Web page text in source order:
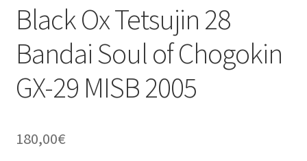
Black Ox Tetsujin 28
Bandai Soul of Chogokin
GX-29 MISB 2005
180,00€